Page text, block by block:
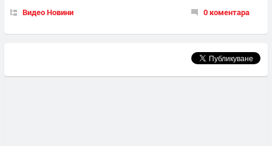
Видео Новини 0 коментара